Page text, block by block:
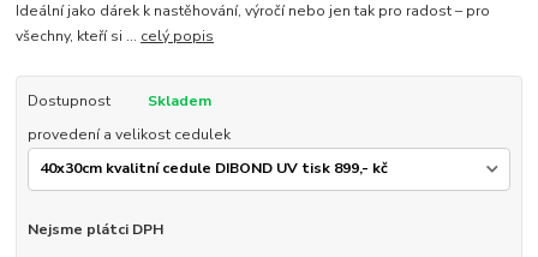
Ideální jako dárek k nastěhování, výročí nebo jen tak pro radost – pro
všechny, kteří si ... celý popis
Dostupnost
Skladem
provedení a velikost cedulek
Nejsme plátci DPH